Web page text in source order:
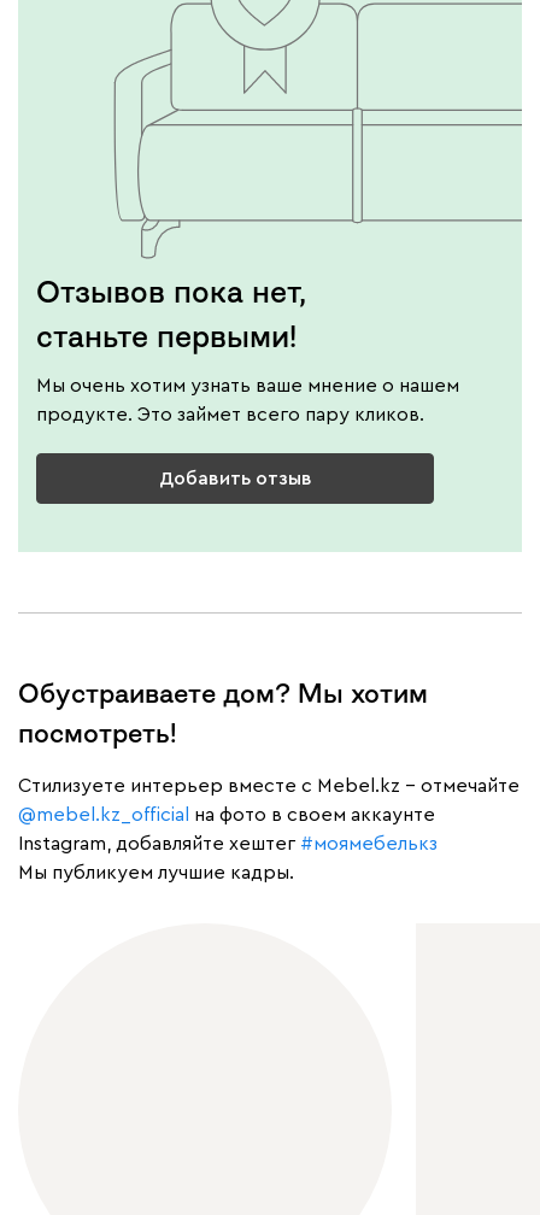
Отзывов пока нет,
станьте первыми!
Мы очень хотим узнать ваше мнение о нашем
продукте. Это займет всего пару кликов.
Добавить отзыв
Обустраиваете дом? Мы хотим
посмотреть!
Cтилизуете интерьер вместе с Mebel.kz – отмечайте
@mebel.kz_official
на фото в своем аккаунте
Instagram, добавляйте хештег #моямебелькз
Мы публикуем лучшие кадры.